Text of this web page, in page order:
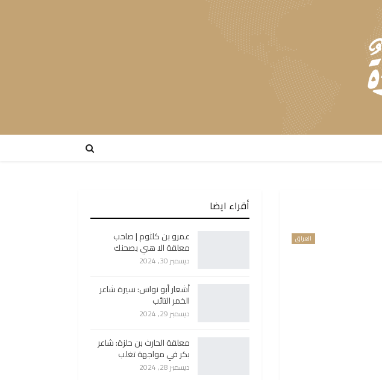
العراق
أقراء ايضا
عمرو بن كلثوم | صاحب
معلقة الا هبي بصحنك
ديسمبر 30, 2024
أشعار أبو نواس: سيرة شاعر
الخمر التائب
ديسمبر 29, 2024
معلقة الحارث بن حلزة: شاعر
بكر في مواجهة تغلب
ديسمبر 28, 2024